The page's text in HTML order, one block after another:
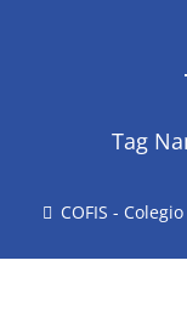
Tag
COFIS -